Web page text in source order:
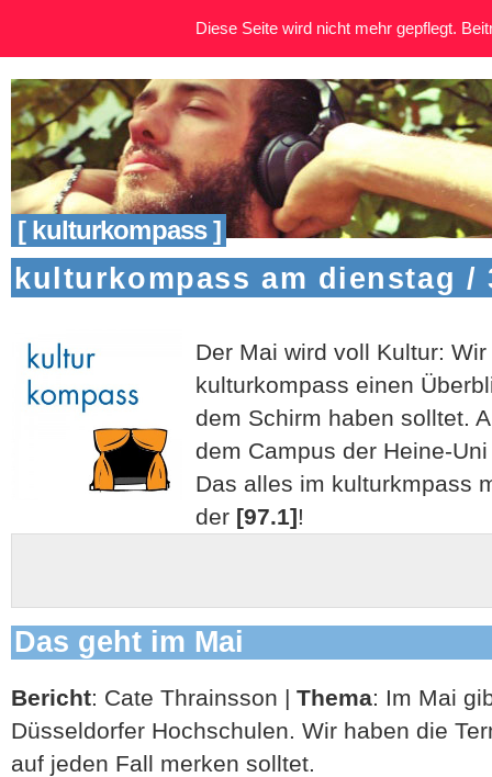
[ kulturkompass ]
kulturkompass am dienstag /
Der Mai wird voll Kultur:
kulturkompass einen
dem Schirm haben solltet.
dem Campus der Heine-
Das alles im kulturkmpass
der [97.1]!
Das geht im Mai
Bericht: Cate Thrainsson | Thema: Im Mai
Düsseldorfer Hochschulen. Wir haben die
auf jeden Fall merken solltet.
Diese Seite wird nicht mehr gepflegt.